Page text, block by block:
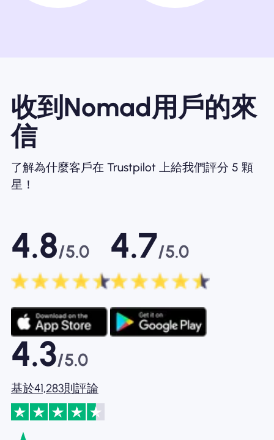
收到Nomad用戶的來
信
了解為什麼客戶在 Trustpilot 上給我們評分 5 顆
星！
4.8/5.0 4.7/5.0
4.3/5.0
基於41,283則評論